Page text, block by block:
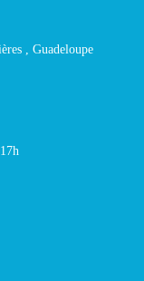
, Guadeloupe